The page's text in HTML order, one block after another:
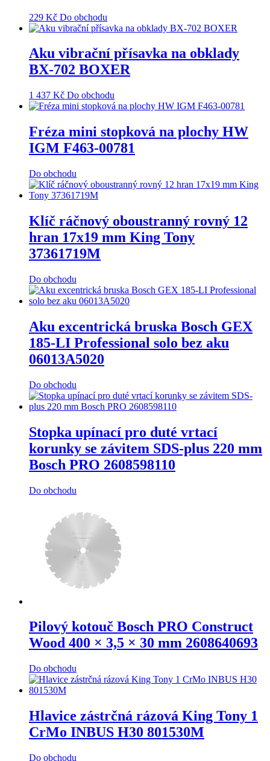
229 Kč Do obchodu
Aku vibrační přísavka na obklady
BX-702 BOXER
1 437 Kč Do obchodu
Fréza mini stopková na plochy HW
IGM F463-00781
Do obchodu
Klíč ráčnový oboustranný rovný 12
hran 17x19 mm King Tony
37361719M
Do obchodu
Aku excentrická bruska Bosch GEX
185-LI Professional solo bez aku
06013A5020
Do obchodu
Stopka upínací pro duté vrtací
korunky se závitem SDS-plus 220 mm
Bosch PRO 2608598110
Do obchodu
Pilový kotouč Bosch PRO Construct
Wood 400 × 3,5 × 30 mm 2608640693
Do obchodu
Hlavice zástrčná rázová King Tony 1
CrMo INBUS H30 801530M
Do obchodu